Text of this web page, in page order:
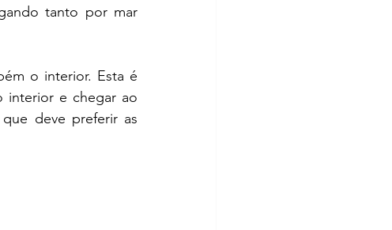
tanto por mar
o interior. Esta é
interior e chegar ao
deve preferir as